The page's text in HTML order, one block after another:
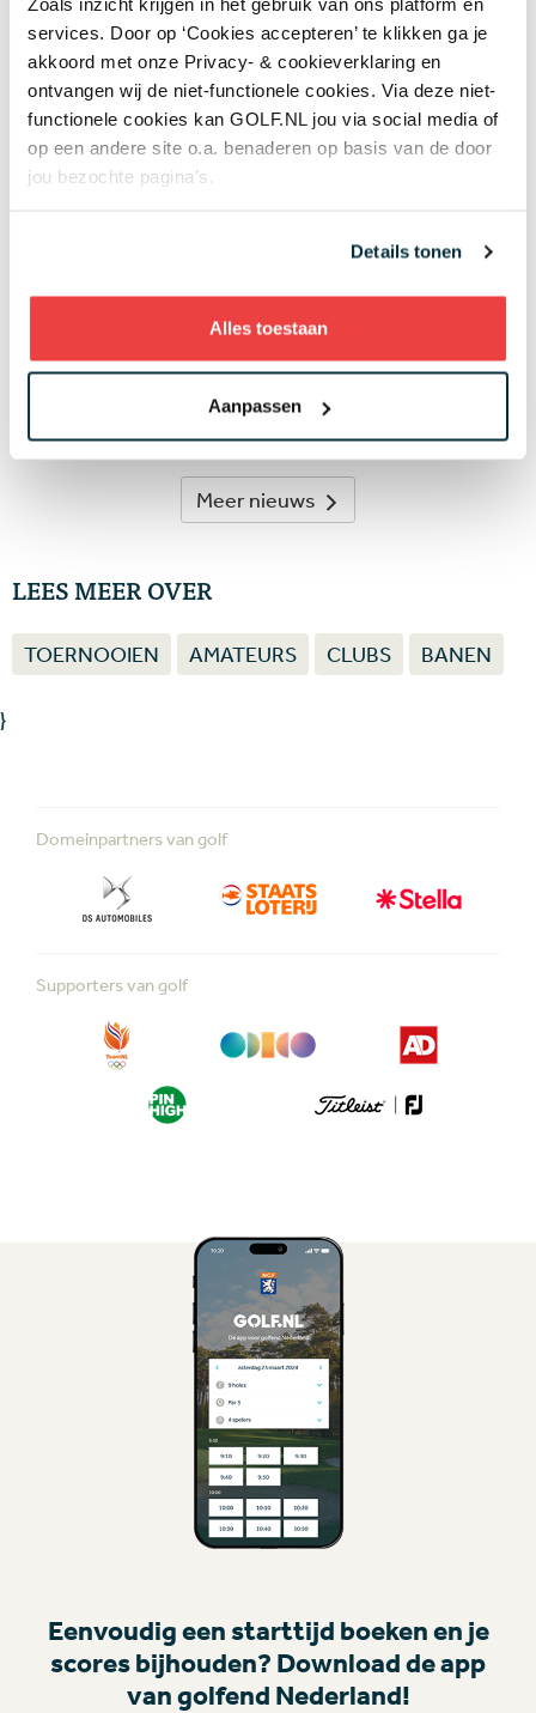
services. Door op ‘Cookies accepteren’ te klikken ga je
akkoord met onze Privacy- & cookieverklaring en
ontvangen wij de niet-functionele cookies. Via deze niet-
functionele cookies kan GOLF.NL jou via social media of
op een andere site o.a. benaderen op basis van de door
jou bezochte pagina’s.
Details tonen
Alles toestaan
Aanpassen
het op de tee al eens zijn dat mijn bal in de
hindernis ligt?'
05 AUG
Wie is de captain van Team Europa?
Negenvoudig speelster en drievoudig
majorwinnares Anna Nordqvist ademt de Solheim Cup
05 AUG
vijf minuten weet je genoeg05 AUG
Donald Trump claimt twee clubtitels op
eigen baan: 'Ik heb talent, zij hebben dat niet'
op zoek naar eerste topresultaat en drama
gegarandeerd op de PGA Tour04 AUG
Meer nieuws
LEES MEER OVER
TOERNOOIEN AMATEURS CLUBS BANEN
}
Domeinpartners van golf
Supporters van golf
Eenvoudig een starttijd boeken en je
scores bijhouden? Download de app
van golfend Nederland!